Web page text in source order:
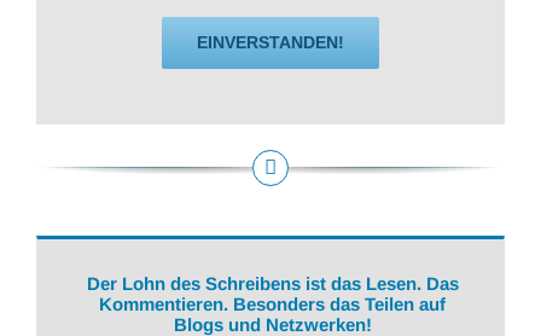
EINVERSTANDEN!
Der Lohn des Schreibens ist das Lesen. Das
Kommentieren. Besonders das Teilen auf
Blogs und Netzwerken!